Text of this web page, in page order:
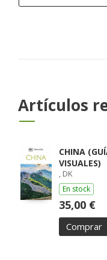
Artículos
CHINA
VISUALES)
, DK
En stock
35,00 €
Comprar